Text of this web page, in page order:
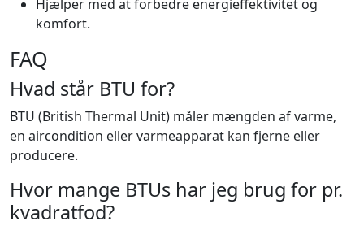
Hjælper med at forbedre energieffektivitet og
komfort.
FAQ
Hvad står BTU for?
BTU (British Thermal Unit) måler mængden af varme,
en aircondition eller varmeapparat kan fjerne eller
producere.
Hvor mange BTUs har jeg brug for pr.
kvadratfod?